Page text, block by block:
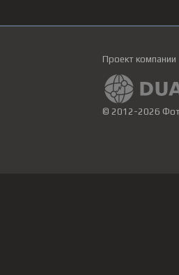
Проект компании
© 2012-2026